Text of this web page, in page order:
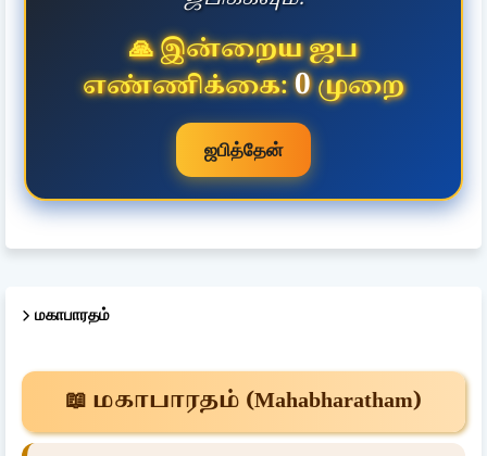
🙏 இன்றைய ஜப
எண்ணிக்கை:0முறை
ஜபித்தேன்
மகாபாரதம்
📖 மகாபாரதம் (Mahabharatham)